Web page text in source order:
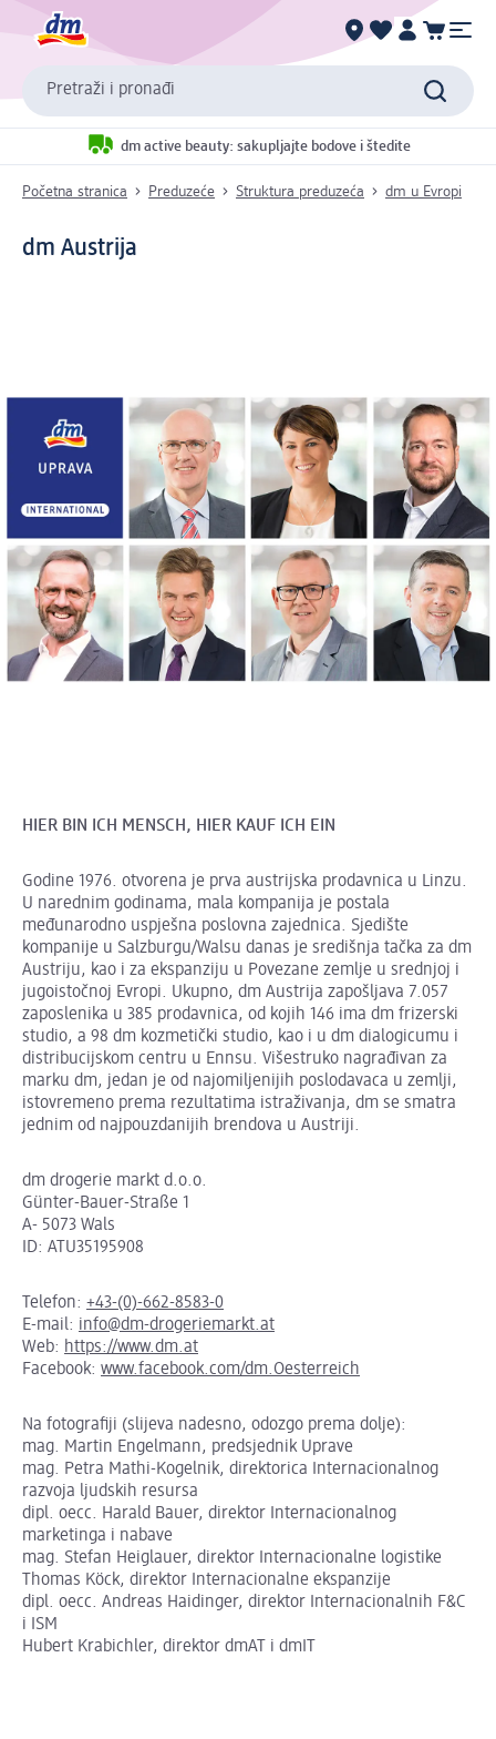
Pretraži i pronađi
dm active beauty: sakupljajte bodove i štedite
Početna stranica Preduzeće Struktura preduzeća dm u Evropi
dm Austrija
HIER BIN ICH MENSCH, HIER KAUF ICH EIN
Godine 1976. otvorena je prva austrijska prodavnica u Linzu.
U narednim godinama, mala kompanija je postala
međunarodno uspješna poslovna zajednica. Sjedište
kompanije u Salzburgu/Walsu danas je središnja tačka za dm
Austriju, kao i za ekspanziju u Povezane zemlje u srednjoj i
jugoistočnoj Evropi. Ukupno, dm Austrija zapošljava 7.057
zaposlenika u 385 prodavnica, od kojih 146 ima dm frizerski
studio, a 98 dm kozmetički studio, kao i u dm dialogicumu i
distribucijskom centru u Ennsu. Višestruko nagrađivan za
marku dm, jedan je od najomiljenijih poslodavaca u zemlji,
istovremeno prema rezultatima istraživanja, dm se smatra
jednim od najpouzdanijih brendova u Austriji.
dm drogerie markt d.o.o.
Günter-Bauer-Straße 1
A- 5073 Wals
ID: ATU35195908
Telefon: +43-(0)-662-8583-0
E-mail: info@dm-drogeriemarkt.at
Web: https://www.dm.at
Facebook: www.facebook.com/dm.Oesterreich
Na fotografiji (slijeva nadesno, odozgo prema dolje):
mag. Martin Engelmann, predsjednik Uprave
mag. Petra Mathi-Kogelnik, direktorica Internacionalnog
razvoja ljudskih resursa
dipl. oecc. Harald Bauer, direktor Internacionalnog
marketinga i nabave
mag. Stefan Heiglauer, direktor Internacionalne logistike
Thomas Köck, direktor Internacionalne ekspanzije
dipl. oecc. Andreas Haidinger, direktor Internacionalnih F&C
i ISM
Hubert Krabichler, direktor dmAT i dmIT